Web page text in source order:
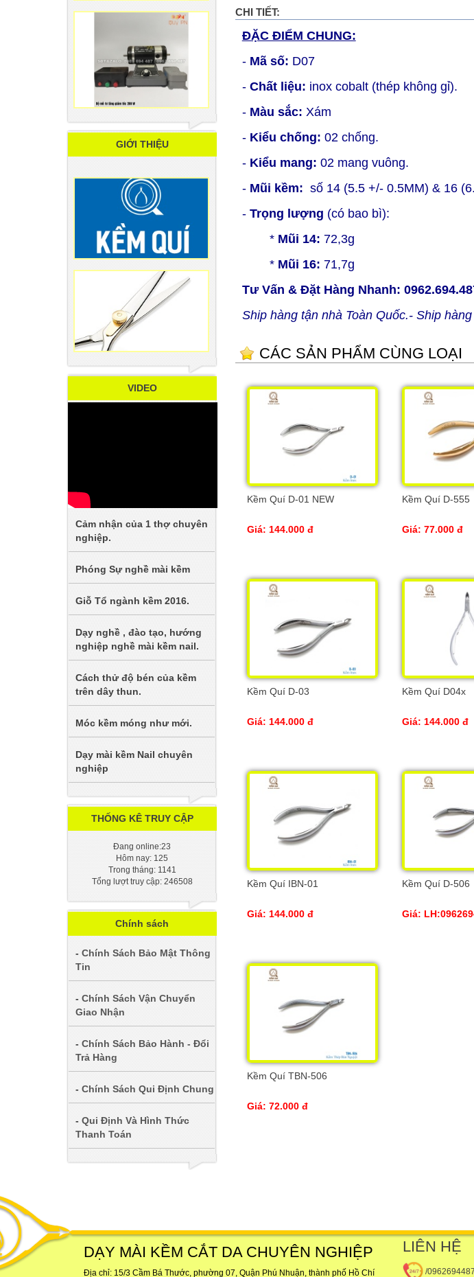
GIỚI THIỆU
VIDEO
Cảm nhận của 1 thợ chuyên
nghiệp.
Phóng Sự nghề mài kềm
Giỗ Tổ ngành kềm 2016.
Dạy nghề , đào tạo, hướng
nghiệp nghề mài kềm nail.
Cách thử độ bén của kềm
trên dây thun.
Móc kềm móng như mới.
Dạy mài kềm Nail chuyên
nghiệp
THỐNG KÊ TRUY CẬP
Đang online:23
Hôm nay: 125
Trong tháng: 1141
Tổng lượt truy cập: 246508
Chính sách
- Chính Sách Bảo Mật Thông
Tin
- Chính Sách Vận Chuyển
Giao Nhận
- Chính Sách Bảo Hành - Đổi
Trả Hàng
- Chính Sách Qui Định Chung
- Qui Định Và Hình Thức
Thanh Toán
CHI TIẾT:
ĐẶC ĐIỂM CHUNG:
- Mã số: D07
- Chất liệu: inox cobalt (thép không gỉ).
- Màu sắc: Xám
- Kiểu chống: 02 chống.
- Kiểu mang: 02 mang vuông.
- Mũi kềm: số 14 (5.5 +/- 0.5MM) & 16
- Trọng lượng (có bao bì):
* Mũi 14: 72,3g
* Mũi 16: 71,7g
Tư Vấn & Đặt Hàng Nhanh:
Ship hàng tận nhà Toàn Quốc.- Ship
CÁC SẢN PHẨM CÙNG LOẠI
Kềm Quí D-01 NEW
Giá: 144.000 đ
Kềm Quí D-555
Giá: 77.000 đ
Kềm Quí D-03
Giá: 144.000 đ
Kềm Quí D04x
Giá: 144.000 đ
Kềm Quí IBN-01
Giá: 144.000 đ
Kềm Quí D-506
Giá:
Kềm Quí TBN-506
Giá: 72.000 đ
DẠY MÀI KỀM CẮT DA CHUYÊN NGHIỆP
Địa chỉ: 15/3 Cầm Bá Thước, phường 07, Quận Phú Nhuận, thành phố Hồ Chí
LIÊN HỆ
/0962694487